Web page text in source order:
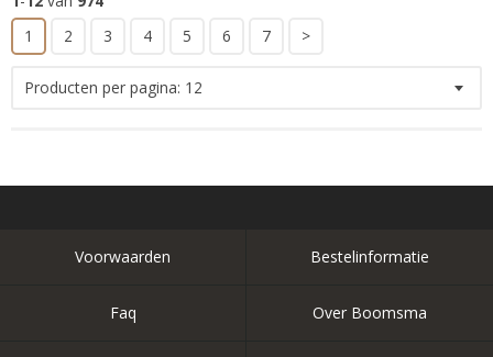
1
2 3 4 5 6 7 >
Producten per pagina: 12
Voorwaarden Bestelinformatie
Faq Over Boomsma